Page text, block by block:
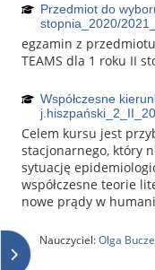
Otwórz szufladę bloków
Przedmiot do
stopnia_2020/
egzamin z
TEAMS dla 1 roku II
Współczesne
Celem kursu jest
stacjonarnego, który
sytuację
współczesne teorie
nowe prądy w
Nauczyciel:Olga